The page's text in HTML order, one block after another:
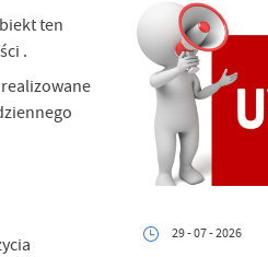
ten
.
29 - 07 - 2026